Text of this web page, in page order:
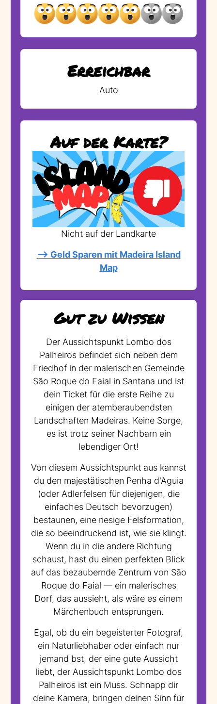
Erreichbar
Auto
Auf der Karte?
Nicht auf der Landkarte
--> Geld Sparen mit Madeira Island
Map
Gut zu Wissen
Der Aussichtspunkt Lombo dos
Palheiros befindet sich neben dem
Friedhof in der malerischen Gemeinde
São Roque do Faial in Santana und ist
dein Ticket für die erste Reihe zu
einigen der atemberaubendsten
Landschaften Madeiras. Keine Sorge,
es ist trotz seiner Nachbarn ein
lebendiger Ort!
Von diesem Aussichtspunkt aus kannst
du den majestätischen Penha d'Aguia
(oder Adlerfelsen für diejenigen, die
einfaches Deutsch bevorzugen)
bestaunen, eine riesige Felsformation,
die so beeindruckend ist, wie sie klingt.
Wenn du in die andere Richtung
schaust, hast du einen perfekten Blick
auf das bezaubernde Zentrum von São
Roque do Faial — ein malerisches
Dorf, das aussieht, als wäre es einem
Märchenbuch entsprungen.
Egal, ob du ein begeisterter Fotograf,
ein Naturliebhaber oder einfach nur
jemand bst, der eine gute Aussicht
liebt, der Aussichtspunkt Lombo dos
Palheiros ist ein Muss. Schnapp dir
deine Kamera, bringen deinen Sinn für